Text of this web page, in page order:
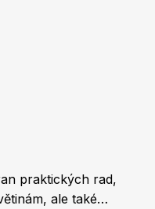
praktických rad,
ale také